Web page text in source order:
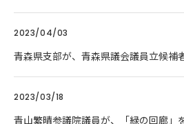
2023/04/03
青森県支部が、青森県議会議員立候補
2023/03/18
青山繁晴参議院議員が、「緑の回廊」